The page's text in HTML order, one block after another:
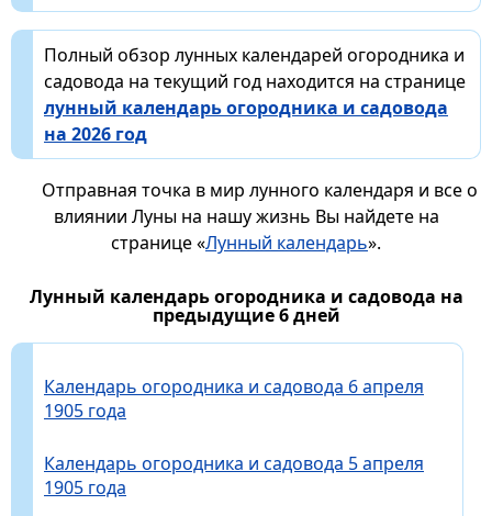
Полный обзор лунных календарей огородника и
садовода на текущий год находится на странице
лунный календарь огородника и садовода
на 2026 год
Отправная точка в мир лунного календаря и все о
влиянии Луны на нашу жизнь Вы найдете на
странице «Лунный календарь».
Лунный календарь огородника и садовода на
предыдущие 6 дней
Календарь огородника и садовода 6 апреля
1905 года
Календарь огородника и садовода 5 апреля
1905 года